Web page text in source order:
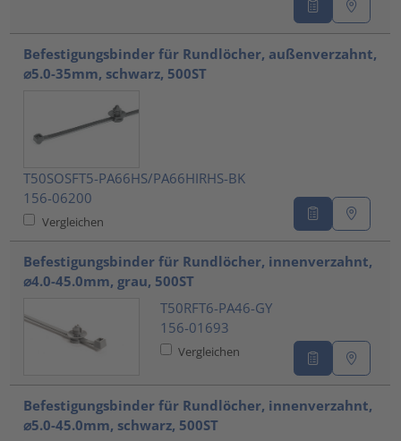
Befestigungsbinder für Rundlöcher, außenverzahnt,
⌀5.0-35mm, schwarz, 500ST
T50SOSFT5-PA66HS/PA66HIRHS-BK
156-06200
Vergleichen
Befestigungsbinder für Rundlöcher, innenverzahnt,
⌀4.0-45.0mm, grau, 500ST
T50RFT6-PA46-GY
156-01693
Vergleichen
Befestigungsbinder für Rundlöcher, innenverzahnt,
⌀5.0-45.0mm, schwarz, 500ST